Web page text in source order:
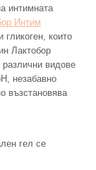
интимната
Интим
които
Лактобор
различни видове
незабавно
възстановява
гел се